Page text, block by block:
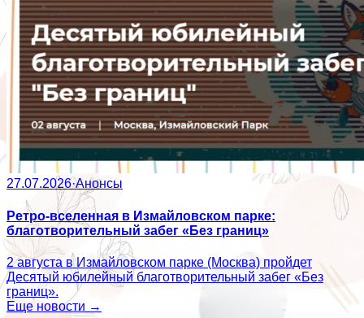
27.07.2026·Анонсы
Ретро-вселенная в Измайловском парке:
благотворительный забег «Без границ»
2 августа в Измайловском парке (Москва) пройдет
Десятый юбилейный благотворительный забег «Без
границ».
Еще новости →